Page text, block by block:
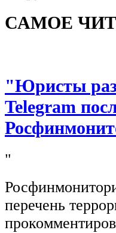
САМОЕ
"Юристы
Telegram
"
перечень